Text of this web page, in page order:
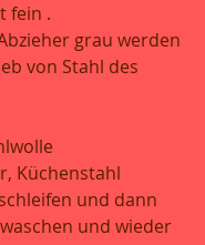
fein .
grau werden
von Stahl des
Küchenstahl
und dann
und wieder